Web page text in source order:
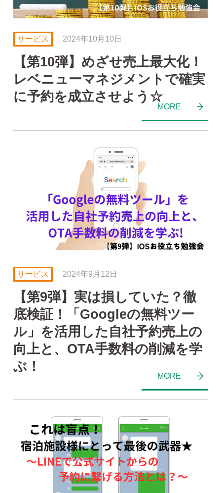
サービス 2024年10月10日
【第10弾】めざせ売上最大化！
レベニューマネジメントで確実
に予約を成立させよう☆
サービス 2024年9月12日
【第9弾】実は損していた？徹
底検証！「Googleの無料ツー
ル」を活用した自社予約売上の
向上と、OTA手数料の削減を学
ぶ！